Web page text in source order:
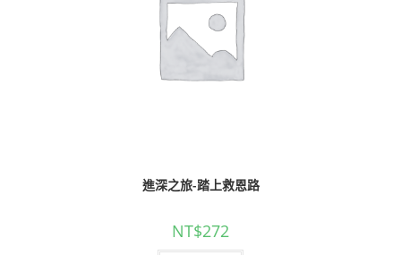
進深之旅-踏上救恩路
NT$272